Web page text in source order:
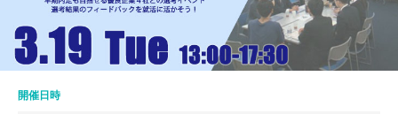
開催日時